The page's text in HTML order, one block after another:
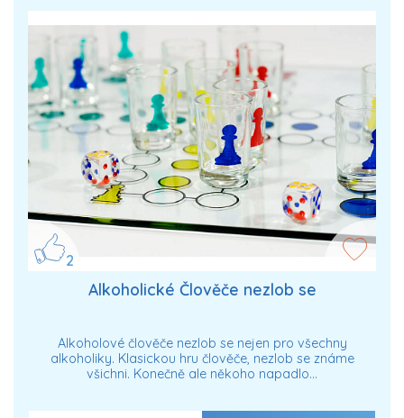
2
Alkoholické Člověče nezlob se
Alkoholové člověče nezlob se nejen pro všechny
alkoholiky. Klasickou hru člověče, nezlob se známe
všichni. Konečně ale někoho napadlo…